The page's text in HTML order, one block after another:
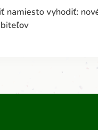
namiesto vyhodiť: